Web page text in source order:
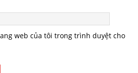
web của tôi trong trình duyệt cho